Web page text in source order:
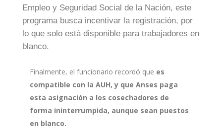
Empleo y Seguridad Social de la Nación, este
programa busca incentivar la registración, por
lo que solo está disponible para trabajadores en
blanco.
Finalmente, el funcionario recordó que es
compatible con la AUH, y que Anses paga
esta asignación a los cosechadores de
forma ininterrumpida, aunque sean puestos
en blanco.